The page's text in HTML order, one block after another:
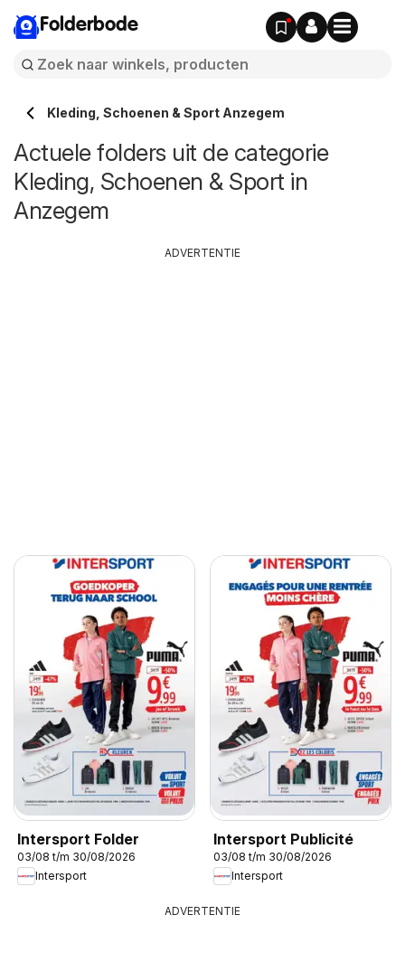
Folderbode
Kleding, Schoenen & Sport Anzegem
Actuele folders uit de categorie
Kleding, Schoenen & Sport in
Anzegem
Intersport Folder
03/08 t/m 30/08/2026
Intersport
Intersport Publicité
03/08 t/m 30/08/2026
Intersport
ADVERTENTIE
ADVERTENTIE